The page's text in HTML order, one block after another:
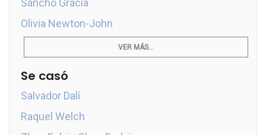
Sancho Gracia
Olivia Newton-John
VER MÁS...
Se casó
Salvador Dalí
Raquel Welch